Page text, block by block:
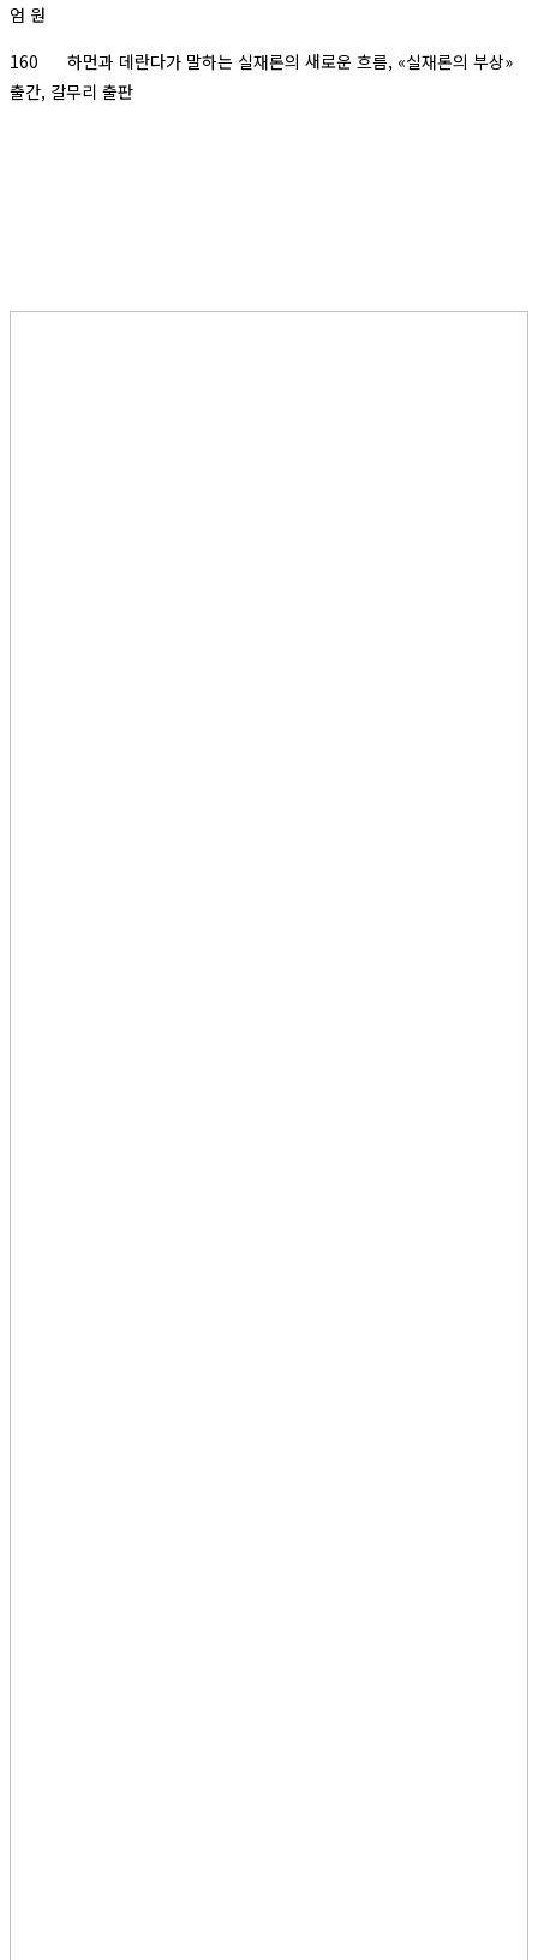
엄 원
160 하먼과 데란다가 말하는 실재론의 새로운 흐름, «실재론의 부상»
출간, 갈무리 출판